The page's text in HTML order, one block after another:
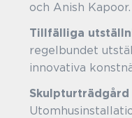
och Anish Kapoor.
Tillfälliga
regelbundet
innovativa